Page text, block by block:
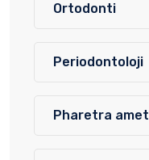
Ortodonti
Periodontoloji
Pharetra amet